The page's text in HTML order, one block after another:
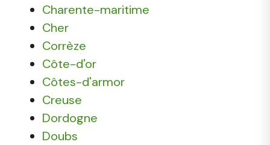
Charente-maritime
Cher
Corrèze
Côte-d'or
Côtes-d'armor
Creuse
Dordogne
Doubs